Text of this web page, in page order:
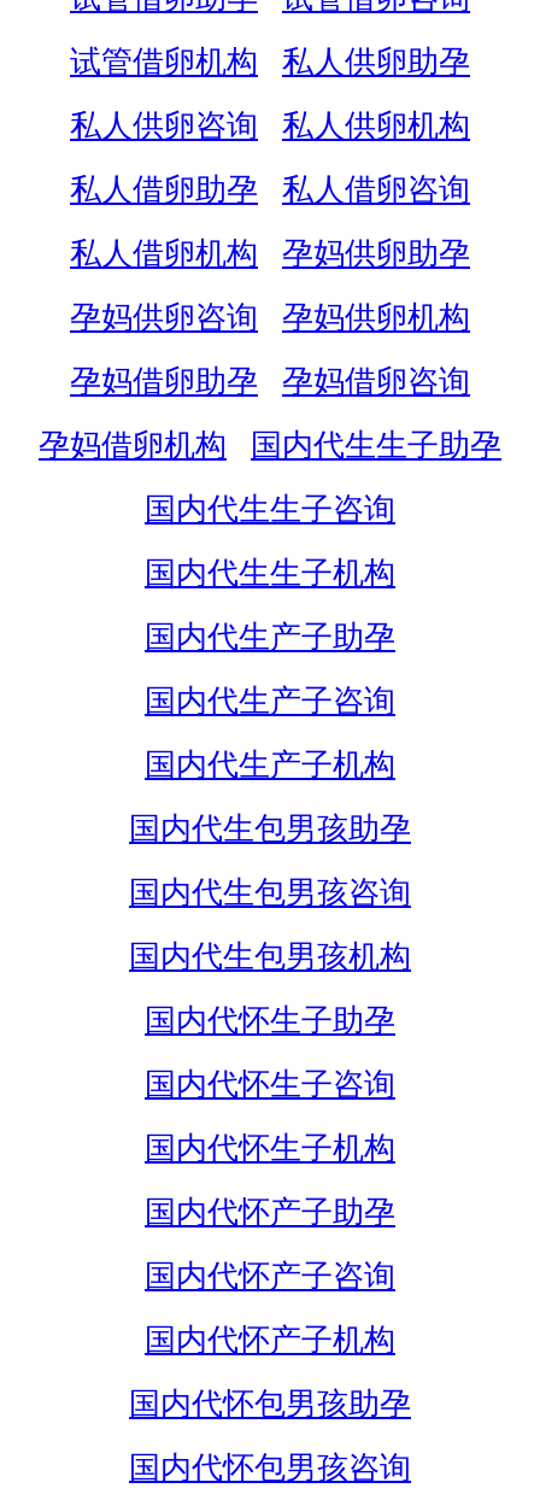
试管借卵机构
私人供卵助孕
私人供卵咨询
私人供卵机构
私人借卵助孕
私人借卵咨询
私人借卵机构
孕妈供卵助孕
孕妈供卵咨询
孕妈供卵机构
孕妈借卵助孕
孕妈借卵咨询
孕妈借卵机构
国内代生生子助孕
国内代生生子咨询
国内代生生子机构
国内代生产子助孕
国内代生产子咨询
国内代生产子机构
国内代生包男孩助孕
国内代生包男孩咨询
国内代生包男孩机构
国内代怀生子助孕
国内代怀生子咨询
国内代怀生子机构
国内代怀产子助孕
国内代怀产子咨询
国内代怀产子机构
国内代怀包男孩助孕
国内代怀包男孩咨询